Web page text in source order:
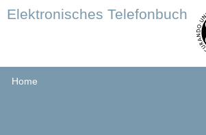
Elektronisches Telefonbuch
Home